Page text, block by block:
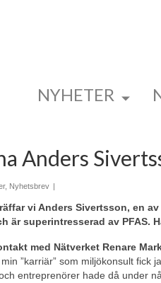
NYHETER
Anders
, Nyhetsbrev |
vi Anders Sivertsson, en
är superintresserad av PFAS.
med Nätverket Renare
”karriär” som miljökonsult fick
entreprenörer hade då under